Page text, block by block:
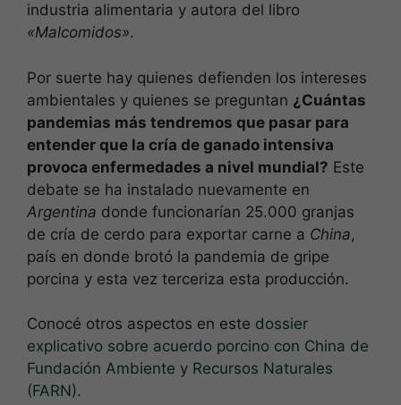
industria alimentaria y autora del libro
«Malcomidos».
Por suerte hay quienes defienden los intereses
ambientales y quienes se preguntan ¿Cuántas
pandemias más tendremos que pasar para
entender que la cría de ganado intensiva
provoca enfermedades a nivel mundial? Este
debate se ha instalado nuevamente en
Argentina donde funcionarían 25.000 granjas
de cría de cerdo para exportar carne a China,
país en donde brotó la pandemia de gripe
porcina y esta vez terceriza esta producción.
Conocé otros aspectos en este dossier
explicativo sobre acuerdo porcino con China de
Fundación Ambiente y Recursos Naturales
(FARN).